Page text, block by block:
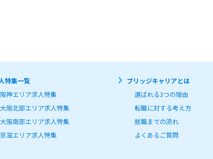
、Eメールアドレス、ファックス番号、職業、学歴、職歴等、個人を識別できる情報を、お問
囲内で利用するものとし、次のいずれかに該当する場合を除き、第三者への開示及び提供は行い
諾がある場合
者と接触する第三者の生命が危険にさらされる恐れがあると当社が判断した場合
第三者に委託する場合は、当該第三者について厳正な調査を行い、取り扱いを委託された個人情
監督を行います。
手続き等
特集一覧
阪神エリア求人特集
大阪北部エリア求人特集
大阪南部エリア求人特集
京滋エリア求人特集
ブリッジキャリアとは
選ばれる3つの理由
転職に対する考え方
就職までの流れ
よくあるご質問